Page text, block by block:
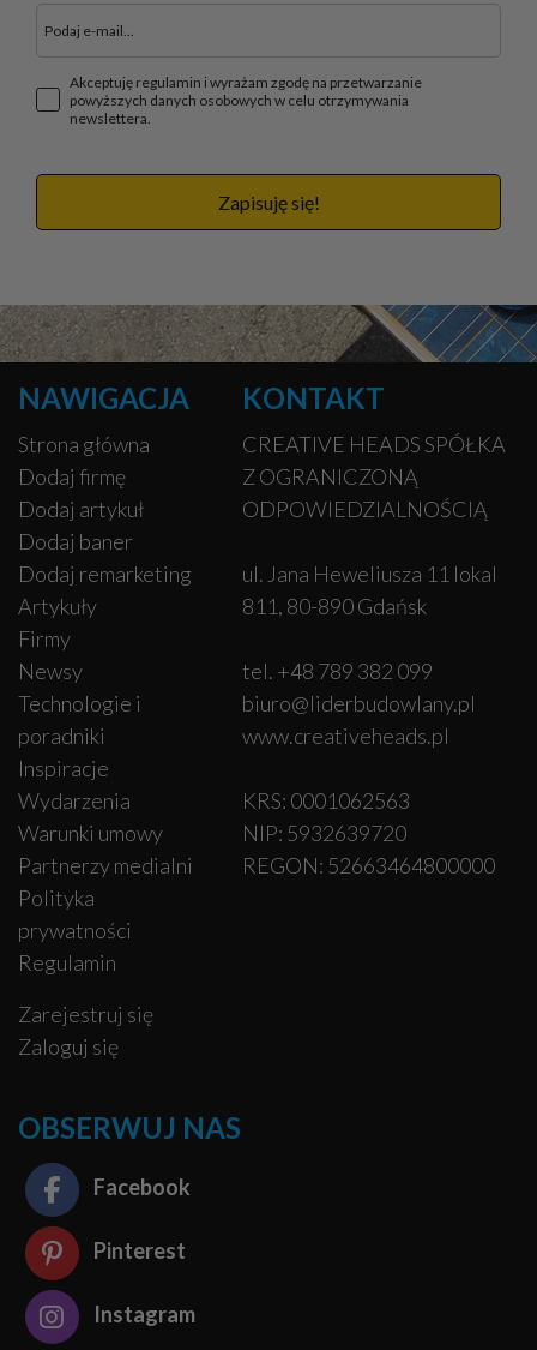
Akceptuję regulamin i wyrażam zgodę na przetwarzanie
powyższych danych osobowych w celu otrzymywania
newslettera.
Zapisuję się!
NAWIGACJA
Strona główna
Dodaj firmę
Dodaj artykuł
Dodaj baner
Dodaj remarketing
Artykuły
Firmy
Newsy
Technologie i
poradniki
Inspiracje
Wydarzenia
Warunki umowy
Partnerzy medialni
Polityka
prywatności
Regulamin
Zarejestruj się
Zaloguj się
KONTAKT
CREATIVE HEADS SPÓŁKA
Z OGRANICZONĄ
ODPOWIEDZIALNOŚCIĄ
ul. Jana Heweliusza 11 lokal
811, 80-890 Gdańsk
tel. +48 789 382 099
biuro@liderbudowlany.pl
www.creativeheads.pl
KRS: 0001062563
NIP: 5932639720
REGON: 52663464800000
OBSERWUJ NAS
Facebook
Pinterest
Instagram